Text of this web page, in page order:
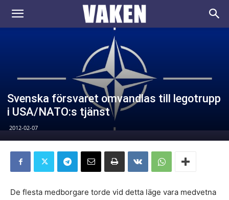
VAKEN.se
Svenska försvaret omvandlas till legotrupp
i USA/NATO:s tjänst
2012-02-07
De flesta medborgare torde vid detta läge vara medvetna